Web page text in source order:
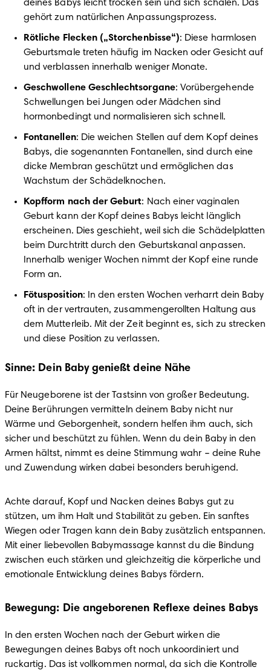
deines Babys leicht trocken sein und sich schälen. Das
gehört zum natürlichen Anpassungsprozess.
Rötliche Flecken („Storchenbisse“): Diese harmlosen
Geburtsmale treten häufig im Nacken oder Gesicht auf
und verblassen innerhalb weniger Monate.
Geschwollene Geschlechtsorgane: Vorübergehende
Schwellungen bei Jungen oder Mädchen sind
hormonbedingt und normalisieren sich schnell.
Fontanellen: Die weichen Stellen auf dem Kopf deines
Babys, die sogenannten Fontanellen, sind durch eine
dicke Membran geschützt und ermöglichen das
Wachstum der Schädelknochen.
Kopfform nach der Geburt: Nach einer vaginalen
Geburt kann der Kopf deines Babys leicht länglich
erscheinen. Dies geschieht, weil sich die Schädelplatten
beim Durchtritt durch den Geburtskanal anpassen.
Innerhalb weniger Wochen nimmt der Kopf eine runde
Form an.
Fötusposition: In den ersten Wochen verharrt dein Baby
oft in der vertrauten, zusammengerollten Haltung aus
dem Mutterleib. Mit der Zeit beginnt es, sich zu strecken
und diese Position zu verlassen.
Sinne: Dein Baby genießt deine Nähe
Für Neugeborene ist der Tastsinn von großer Bedeutung.
Deine Berührungen vermitteln deinem Baby nicht nur
Wärme und Geborgenheit, sondern helfen ihm auch, sich
sicher und beschützt zu fühlen. Wenn du dein Baby in den
Armen hältst, nimmt es deine Stimmung wahr – deine Ruhe
und Zuwendung wirken dabei besonders beruhigend.
Achte darauf, Kopf und Nacken deines Babys gut zu
stützen, um ihm Halt und Stabilität zu geben. Ein sanftes
Wiegen oder Tragen kann dein Baby zusätzlich entspannen.
Mit einer liebevollen Babymassage kannst du die Bindung
zwischen euch stärken und gleichzeitig die körperliche und
emotionale Entwicklung deines Babys fördern.
Bewegung: Die angeborenen Reflexe deines Babys
In den ersten Wochen nach der Geburt wirken die
Bewegungen deines Babys oft noch unkoordiniert und
ruckartig. Das ist vollkommen normal, da sich die Kontrolle